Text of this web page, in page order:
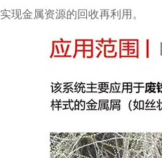
实现金属资源的回收再利用。